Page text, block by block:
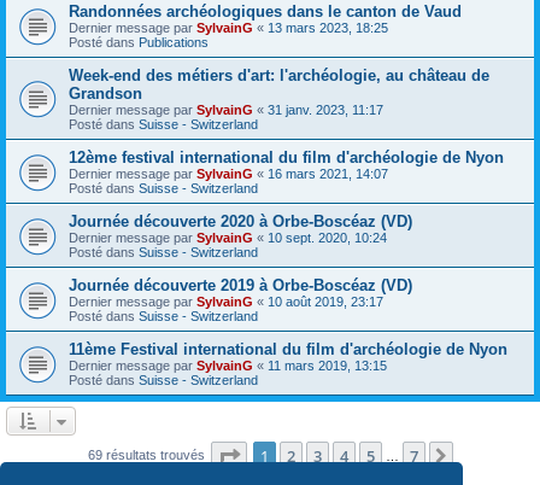
Randonnées archéologiques dans le canton de Vaud
Dernier message par SylvainG « 13 mars 2023, 18:25
Posté dans Publications
Week-end des métiers d'art: l'archéologie, au château de
Grandson
Dernier message par SylvainG « 31 janv. 2023, 11:17
Posté dans Suisse - Switzerland
12ème festival international du film d'archéologie de Nyon
Dernier message par SylvainG « 16 mars 2021, 14:07
Posté dans Suisse - Switzerland
Journée découverte 2020 à Orbe-Boscéaz (VD)
Dernier message par SylvainG « 10 sept. 2020, 10:24
Posté dans Suisse - Switzerland
Journée découverte 2019 à Orbe-Boscéaz (VD)
Dernier message par SylvainG « 10 août 2019, 23:17
Posté dans Suisse - Switzerland
11ème Festival international du film d'archéologie de Nyon
Dernier message par SylvainG « 11 mars 2019, 13:15
Posté dans Suisse - Switzerland
69 résultats trouvés Page 1sur7
1 2 3 4 5 7